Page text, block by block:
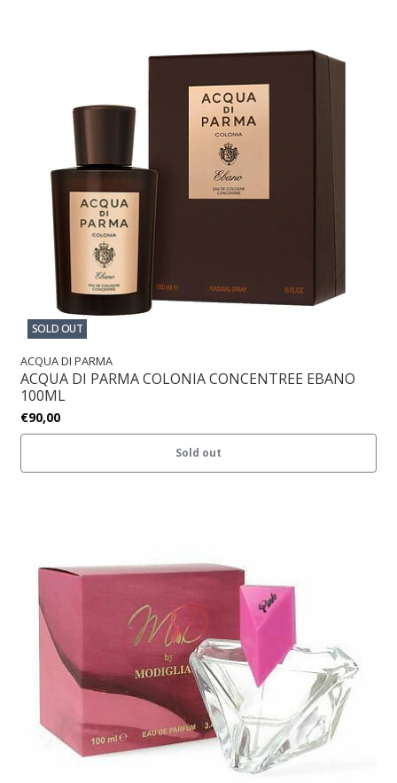
SOLD OUT
ACQUA DI PARMA
ACQUA DI PARMA COLONIA CONCENTREE EBANO
100ML
€90,00
Sold out